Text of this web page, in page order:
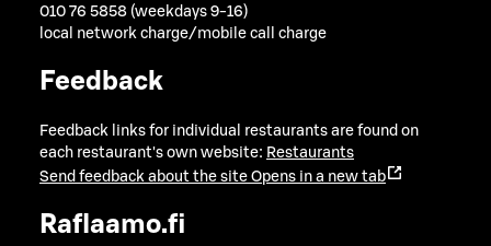
010 76 5858 (weekdays 9-16)
local network charge/mobile call charge
Feedback
Feedback links for individual restaurants are found on
each restaurant's own website: Restaurants
Send feedback about the site Opens in a new tab
Raflaamo.fi